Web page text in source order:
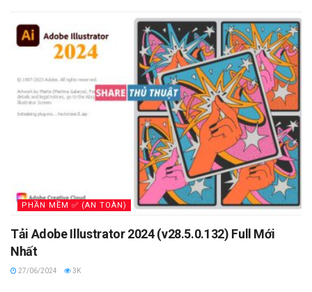
PHẦN MỀM ✅ (AN TOÀN)
Tải Adobe Illustrator 2024 (v28.5.0.132) Full Mới
Nhất
27/06/2024 3K